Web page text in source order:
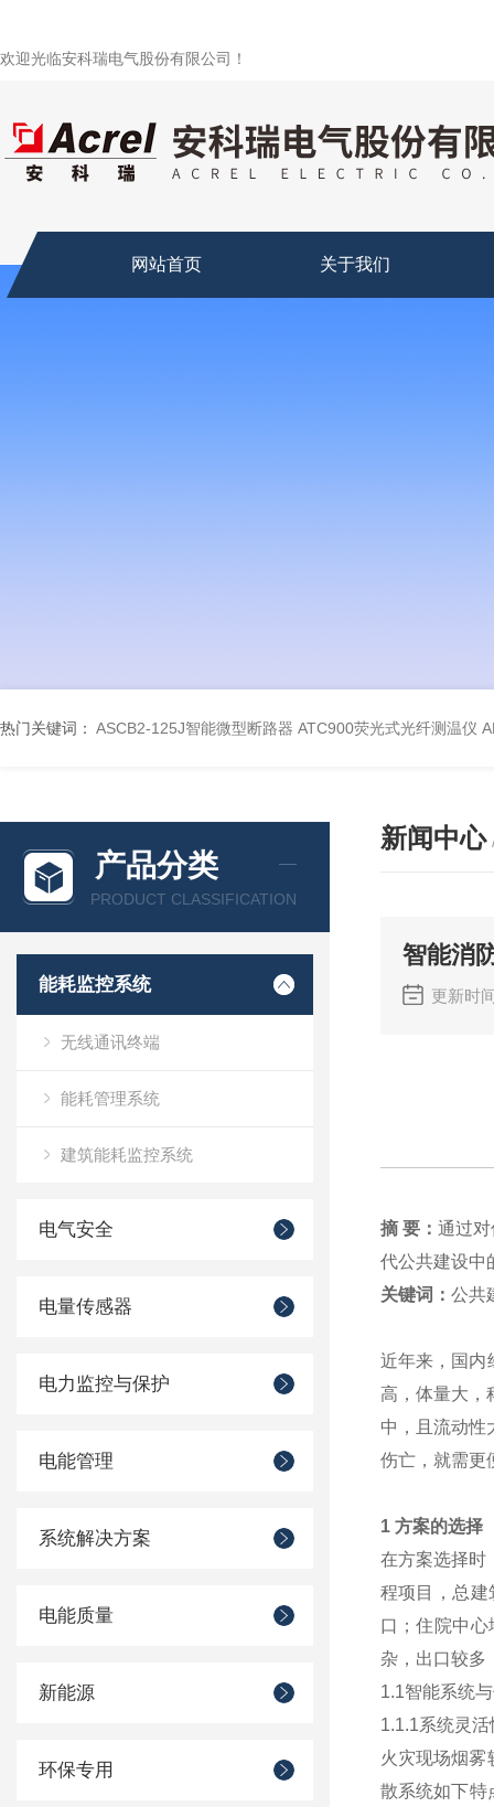
欢迎光临安科瑞电气股份有限公司！
网站首页 关于我们
热门关键词： ASCB2-125J智能微型断路器 ATC900荧光式光纤测温仪
产品分类
PRODUCT CLASSIFICATION
能耗监控系统
无线通讯终端
能耗管理系统
建筑能耗监控系统
电气安全
电量传感器
电力监控与保护
电能管理
系统解决方案
电能质量
新能源
环保专用
新闻中心
智能消
更新时
摘 要：通过
代公共建设中
关键词： 公共
近年来，国内
高，体量大，
中，且流动性
伤亡，就需更
1 方案的选择
在方案选择时
程项目，总
口；住院中
杂，出口较多
1.1智能系统
1.1.1系统灵活
火灾现场烟
散系统如下特